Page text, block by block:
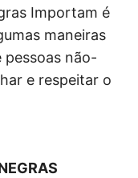
Importam é
maneiras
pessoas não-
e respeitar o